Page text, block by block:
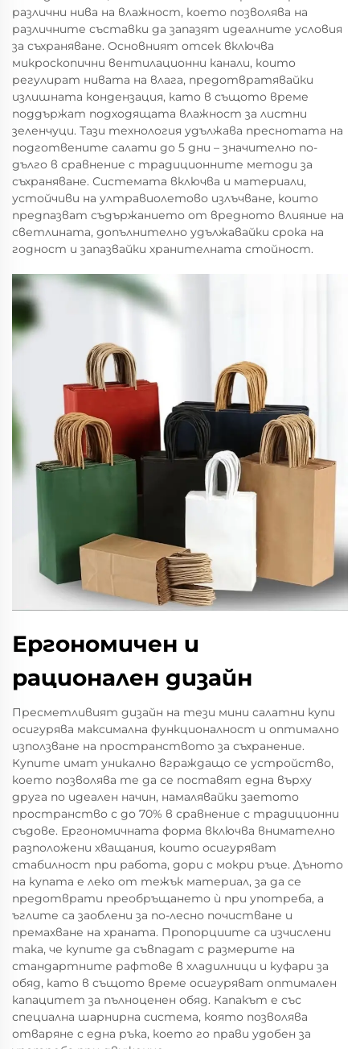
различни нива на влажност, което позволява на
различните съставки да запазят идеалните условия
за съхраняване. Основният отсек включва
микроскопични вентилационни канали, които
регулират нивата на влага, предотвратявайки
излишната кондензация, като в същото време
поддържат подходящата влажност за листни
зеленчуци. Тази технология удължава преснотата на
подготвените салати до 5 дни – значително по-
дълго в сравнение с традиционните методи за
съхраняване. Системата включва и материали,
устойчиви на ултравиолетово излъчване, които
предпазват съдържанието от вредното влияние на
светлината, допълнително удължавайки срока на
годност и запазвайки хранителната стойност.
Ергономичен и
рационален дизайн
Пресметливият дизайн на тези мини салатни купи
осигурява максимална функционалност и оптимално
използване на пространството за съхранение.
Купите имат уникално вграждащо се устройство,
което позволява те да се поставят една върху
друга по идеален начин, намалявайки заетото
пространство с до 70% в сравнение с традиционни
съдове. Ергономичната форма включва внимателно
разположени хващания, които осигуряват
стабилност при работа, дори с мокри ръце. Дъното
на купата е леко от тежък материал, за да се
предотврати преобръщането ѝ при употреба, а
ъглите са заоблени за по-лесно почистване и
премахване на храната. Пропорциите са изчислени
така, че купите да съвпадат с размерите на
стандартните рафтове в хладилници и куфари за
обяд, като в същото време осигуряват оптимален
капацитет за пълноценен обяд. Капакът е със
специална шарнирна система, която позволява
отваряне с една ръка, което го прави удобен за